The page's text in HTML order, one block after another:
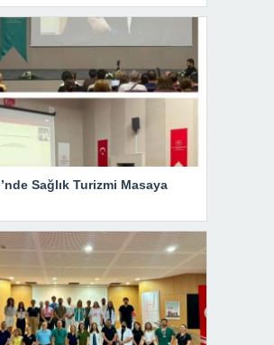
Sağlık Turizmi Masaya